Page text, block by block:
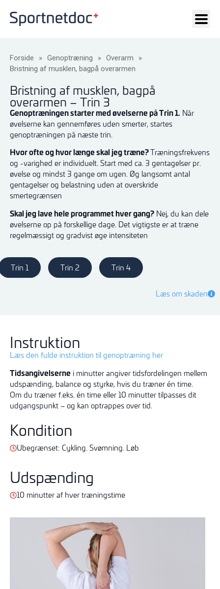
Forside » Genoptræning » Overarm
»
Bristning af musklen, bagpå overarmen
Bristning af musklen, bagpå
overarmen – Trin 3
Genoptræningen starter med øvelserne på Trin 1. Når
øvelserne kan gennemføres uden smerter, startes
genoptræningen på næste trin.
Hvor ofte og hvor længe skal jeg træne?Træningsfrekvens
og -varighed er individuelt. Start med ca. 3 gentagelser pr.
øvelse og mindst 3 gange om ugen. Øg langsomt antal
gentagelser og belastning uden at overskride
smertegrænsen
Skal jeg lave hele programmet hver gang? Nej, du kan dele
øvelserne op på forskellige dage. Det vigtigste er at træne
regelmæssigt og gradvist øge intensiteten
Trin 1 Trin 2 Trin 4
Læs om skaden
Instruktion
Læs den fulde instruktion til genoptræning her
Tidsangivelserne i minutter angiver tidsfordelingen mellem
udspænding, balance og styrke, hvis du træner én time.
Om du træner f.eks. én time eller 10 minutter tilpasses dit
udgangspunkt – og kan optrappes over tid.
Kondition
Ubegrænset: Cykling. Svømning. Løb
Udspænding
10 minutter af hver træningstime